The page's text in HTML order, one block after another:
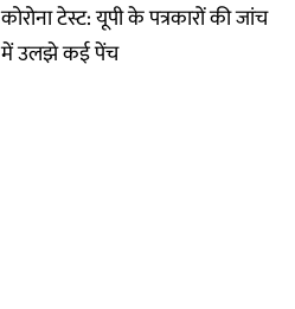
कोरोना टेस्ट: यूपी के पत्रकारों की जांच
में उलझे कई पेंच